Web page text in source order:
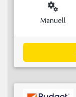
miscellaneous_services
Manuell